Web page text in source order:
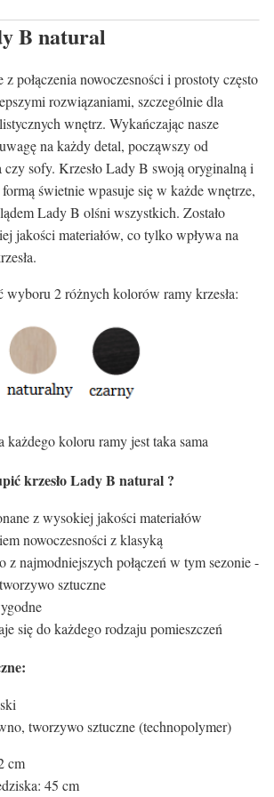
B natural
połączenia nowoczesności i prostoty często
rozwiązaniami, szczególnie dla
wnętrz. Wykańczając nasze
na każdy detal, począwszy od
czy sofy. Krzesło Lady B swoją oryginalną i
świetnie wpasuje się w każde wnętrze,
Lady B olśni wszystkich. Zostało
jakości materiałów, co tylko wpływa na
wyboru 2 różnych kolorów ramy krzesła:
koloru ramy jest taka sama
krzesło Lady B natural ?
z wysokiej jakości materiałów
nowoczesności z klasyką
z najmodniejszych połączeń w tym sezonie -
sztuczne
się do każdego rodzaju pomieszczeń
tworzywo sztuczne (technopolymer)
cm
45 cm